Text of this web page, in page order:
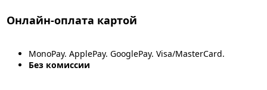
Онлайн-оплата картой
MonoPay. ApplePay. GooglePay. Visa/MasterCard.
Без комиссии